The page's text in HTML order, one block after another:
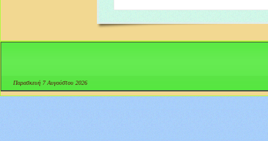
Παρασκευή 7 Αυγούστου 2026